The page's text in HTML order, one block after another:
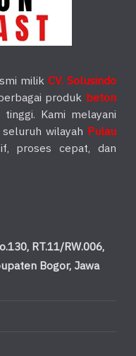
milik CV. Solusindo
produk beton
Kami melayani
wilayah Pulau
proses cepat, dan
RT.11/RW.006,
Bogor, Jawa